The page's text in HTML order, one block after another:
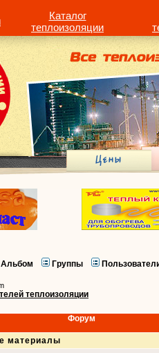
Каталог
теплоизоляции
Альбом Группы
теплоизоляции
Форум
материалы